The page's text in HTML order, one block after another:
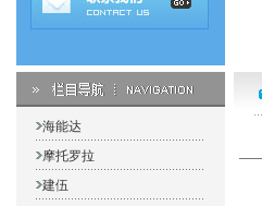
海能达
摩托罗拉
建伍